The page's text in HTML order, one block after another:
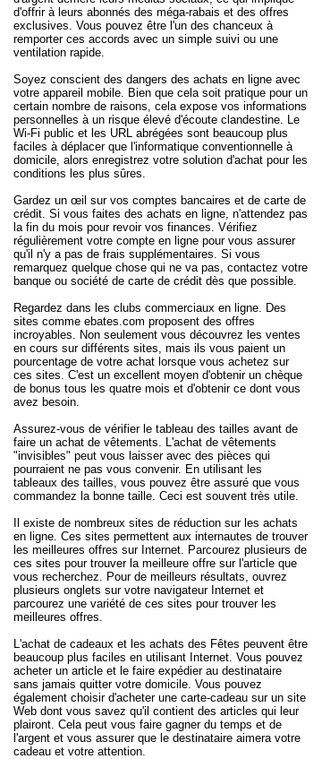
d'offrir à leurs abonnés des méga-rabais et des offres
exclusives. Vous pouvez être l'un des chanceux à
remporter ces accords avec un simple suivi ou une
ventilation rapide.
Soyez conscient des dangers des achats en ligne avec
votre appareil mobile. Bien que cela soit pratique pour un
certain nombre de raisons, cela expose vos informations
personnelles à un risque élevé d'écoute clandestine. Le
Wi-Fi public et les URL abrégées sont beaucoup plus
faciles à déplacer que l'informatique conventionnelle à
domicile, alors enregistrez votre solution d'achat pour les
conditions les plus sûres.
Gardez un œil sur vos comptes bancaires et de carte de
crédit. Si vous faites des achats en ligne, n'attendez pas
la fin du mois pour revoir vos finances. Vérifiez
régulièrement votre compte en ligne pour vous assurer
qu'il n'y a pas de frais supplémentaires. Si vous
remarquez quelque chose qui ne va pas, contactez votre
banque ou société de carte de crédit dès que possible.
Regardez dans les clubs commerciaux en ligne. Des
sites comme ebates.com proposent des offres
incroyables. Non seulement vous découvrez les ventes
en cours sur différents sites, mais ils vous paient un
pourcentage de votre achat lorsque vous achetez sur
ces sites. C'est un excellent moyen d'obtenir un chèque
de bonus tous les quatre mois et d'obtenir ce dont vous
avez besoin.
Assurez-vous de vérifier le tableau des tailles avant de
faire un achat de vêtements. L'achat de vêtements
"invisibles" peut vous laisser avec des pièces qui
pourraient ne pas vous convenir. En utilisant les
tableaux des tailles, vous pouvez être assuré que vous
commandez la bonne taille. Ceci est souvent très utile.
Il existe de nombreux sites de réduction sur les achats
en ligne. Ces sites permettent aux internautes de trouver
les meilleures offres sur Internet. Parcourez plusieurs de
ces sites pour trouver la meilleure offre sur l'article que
vous recherchez. Pour de meilleurs résultats, ouvrez
plusieurs onglets sur votre navigateur Internet et
parcourez une variété de ces sites pour trouver les
meilleures offres.
L'achat de cadeaux et les achats des Fêtes peuvent être
beaucoup plus faciles en utilisant Internet. Vous pouvez
acheter un article et le faire expédier au destinataire
sans jamais quitter votre domicile. Vous pouvez
également choisir d'acheter une carte-cadeau sur un site
Web dont vous savez qu'il contient des articles qui leur
plairont. Cela peut vous faire gagner du temps et de
l'argent et vous assurer que le destinataire aimera votre
cadeau et votre attention.